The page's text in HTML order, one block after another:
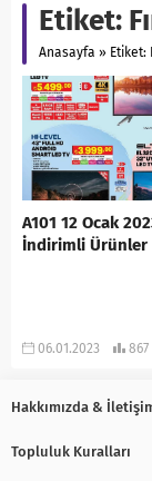
Etiket:
Anasayfa » Etiket:
A101 12 Ocak
İndirimli Ürünler
06.01.2023 867
Hakkımızda &
Topluluk Kuralları